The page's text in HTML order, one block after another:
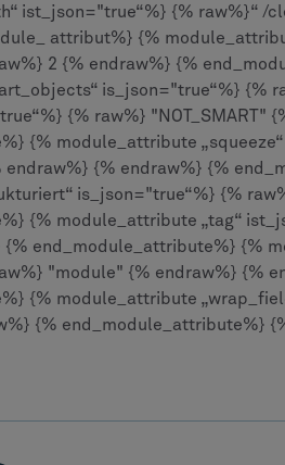
ist_json="true“%} {% raw%}“ /
attribut%} {%
2 {% endraw%} {%
is_json="true“%} {%
{% raw%} "NOT_SMART"
{% module_attribute
endraw%} {% endraw%} {%
is_json="true“%} {%
{% module_attribute „tag“
end_module_attribute%} {%
"module" {% endraw%} {%
{% module_attribute
{% end_module_attribute%}